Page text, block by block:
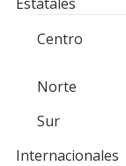
Centro
Norte
Sur
Internacionales